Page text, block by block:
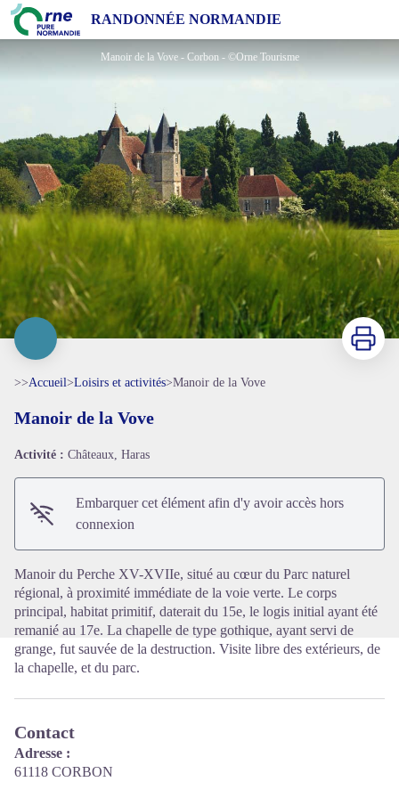
RANDONNÉE NORMANDIE
Manoir de la Vove
Manoir de la Vove - Corbon - ©Orne Tourisme
Voir l'image en plein écran
Imprimer
>>Accueil>Loisirs et activités>Manoir de la Vove
Manoir de la Vove
Activité : Châteaux, Haras
Embarquer cet élément afin d'y avoir accès hors
connexion
Manoir du Perche XV-XVIIe, situé au cœur du Parc naturel
régional, à proximité immédiate de la voie verte. Le corps
principal, habitat primitif, daterait du 15e, le logis initial ayant été
remanié au 17e. La chapelle de type gothique, ayant servi de
grange, fut sauvée de la destruction. Visite libre des extérieurs, de
la chapelle, et du parc.
Contact
Adresse :
61118 CORBON